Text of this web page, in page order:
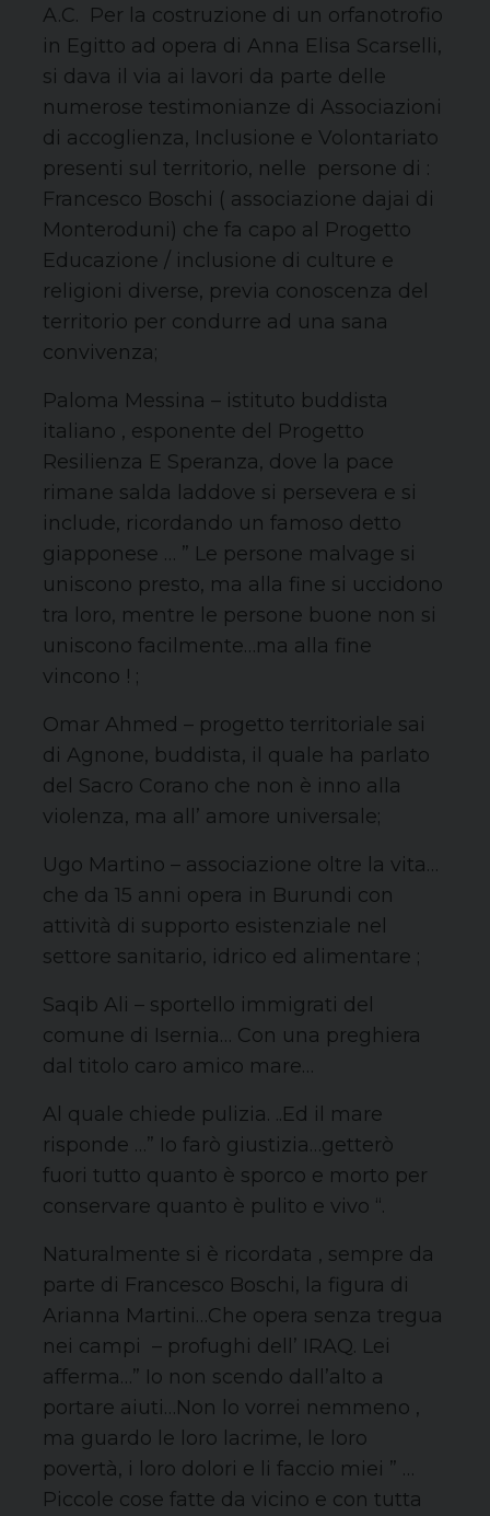
A.C. Per la costruzione di un orfanotrofio
in Egitto ad opera di Anna Elisa Scarselli,
si dava il via ai lavori da parte delle
numerose testimonianze di Associazioni
di accoglienza, Inclusione e Volontariato
presenti sul territorio, nelle persone di :
Francesco Boschi ( associazione dajai di
Monteroduni) che fa capo al Progetto
Educazione / inclusione di culture e
religioni diverse, previa conoscenza del
territorio per condurre ad una sana
convivenza;
Paloma Messina – istituto buddista
italiano , esponente del Progetto
Resilienza E Speranza, dove la pace
rimane salda laddove si persevera e si
include, ricordando un famoso detto
giapponese … ” Le persone malvage si
uniscono presto, ma alla fine si uccidono
tra loro, mentre le persone buone non si
uniscono facilmente…ma alla fine
vincono ! ;
Omar Ahmed – progetto territoriale sai
di Agnone, buddista, il quale ha parlato
del Sacro Corano che non è inno alla
violenza, ma all’ amore universale;
Ugo Martino – associazione oltre la vita…
che da 15 anni opera in Burundi con
attività di supporto esistenziale nel
settore sanitario, idrico ed alimentare ;
Saqib Ali – sportello immigrati del
comune di Isernia… Con una preghiera
dal titolo caro amico mare…
Al quale chiede pulizia. ..Ed il mare
risponde …” Io farò giustizia…getterò
fuori tutto quanto è sporco e morto per
conservare quanto è pulito e vivo “.
Naturalmente si è ricordata , sempre da
parte di Francesco Boschi, la figura di
Arianna Martini…Che opera senza tregua
nei campi – profughi dell’ IRAQ. Lei
afferma…” Io non scendo dall’alto a
portare aiuti…Non lo vorrei nemmeno ,
ma guardo le loro lacrime, le loro
povertà, i loro dolori e li faccio miei ” …
Piccole cose fatte da vicino e con tutta